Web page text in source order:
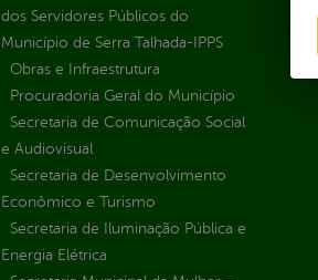
dos Servidores Públicos do
Município de Serra Talhada-IPPS
Obras e Infraestrutura
Procuradoria Geral do Município
Secretaria de Comunicação Social
e Audiovisual
Secretaria de Desenvolvimento
Econômico e Turismo
Secretaria de Iluminação Pública e
Energia Elétrica